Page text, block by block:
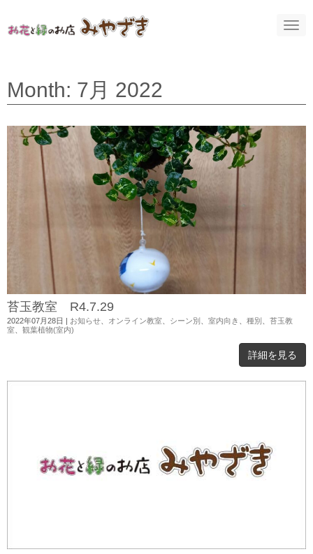
N
i
n
Month: 7月 2022
苔玉教室 R4.7.29
2022年07月28日 お知らせ オンライン教室 シーン別 室内向き 種別
苔玉教
室
観葉植物(室内)
詳細を見る